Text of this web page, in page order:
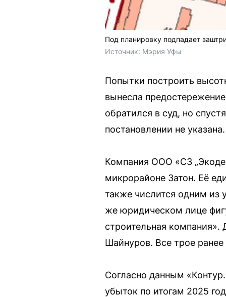
Под планировку подпадает
Источник: Мэрия Уфы
Попытки построить
вынесла
обратился в суд, но
постановлении не указана.
Компания ООО «СЗ
микрорайоне Затон. Её
также числится одним из
же юридическом лице
строительная
Шайнуров. Все трое
Согласно данным
убыток по итогам 2025